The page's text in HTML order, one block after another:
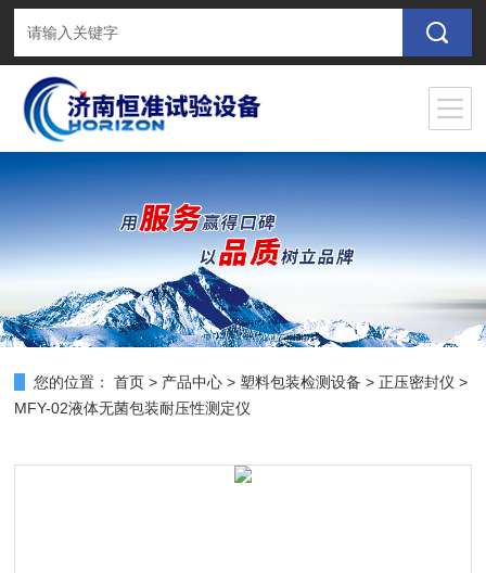
您的位置： 首页 > 产品中心 > 塑料包装检测设备 >正压密封仪 >
MFY-02液体无菌包装耐压性测定仪